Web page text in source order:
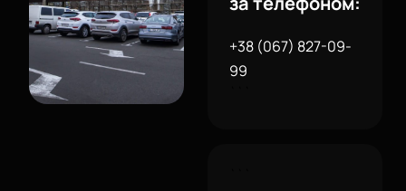
+38 (067) 827-09-
99